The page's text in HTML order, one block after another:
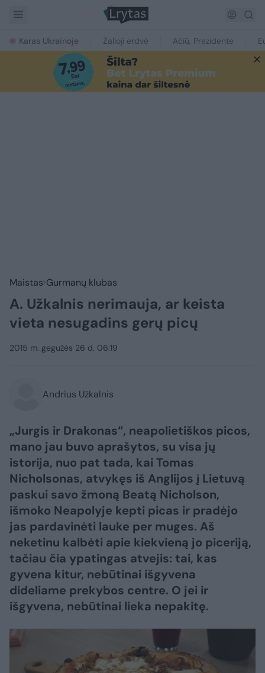
Karas Ukrainoje Žalioji erdvė Ačiū, Prezidente
Maistas Gurmanų klubas
A. Užkalnis nerimauja, ar keista
vieta nesugadins gerų picų
2015 m. gegužės 26 d. 06:19
Andrius Užkalnis
„Jurgis ir Drakonas“, neapolietiškos picos,
mano jau buvo aprašytos, su visa jų
istorija, nuo pat tada, kai Tomas
Nicholsonas, atvykęs iš Anglijos į Lietuvą
paskui savo žmoną Beatą Nicholson,
išmoko Neapolyje kepti picas ir pradėjo
jas pardavinėti lauke per muges. Aš
neketinu kalbėti apie kiekvieną jo piceriją,
tačiau čia ypatingas atvejis: tai, kas
gyvena kitur, nebūtinai išgyvena
dideliame prekybos centre. O jei ir
išgyvena, nebūtinai lieka nepakitę.